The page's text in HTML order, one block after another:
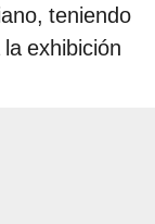
teniendo
exhibición